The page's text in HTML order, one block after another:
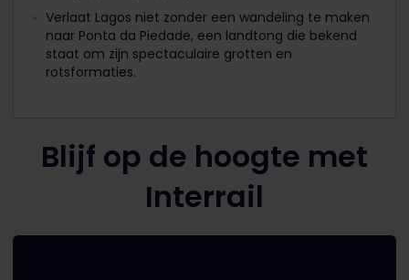
Verlaat Lagos niet zonder een wandeling te maken
naar Ponta da Piedade, een landtong die bekend
staat om zijn spectaculaire grotten en
rotsformaties.
Blijf op de hoogte met
Interrail